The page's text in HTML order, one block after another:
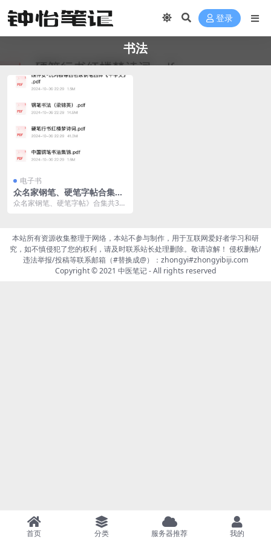
登录
书法
电子书
众名家钢笔、硬笔字帖合集共
30套，超高清PDF
众名家钢笔、硬笔字帖》合集共30
本站所有资源收集整理于网络，本站不参与制作，用于互联网爱好者学习和研
究，如不慎侵犯了您的权利，请及时联系站长处理删除。敬请谅解！ 侵权删帖/
违法举报/投稿等联系邮箱（#替换成@）：zhongyi#zhongyibiji.com
Copyright © 2021 中医笔记- All rights reserved
首页 分类 服务器推荐 我的